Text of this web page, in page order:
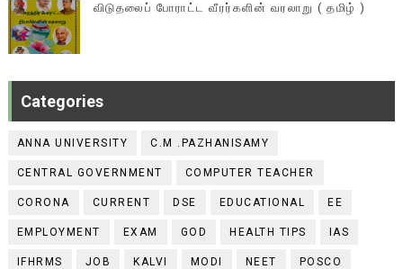
விடுதலைப் போராட்ட வீரர்களின் வரலாறு ( தமிழ் )
Categories
ANNA UNIVERSITY C.M .PAZHANISAMY
CENTRAL GOVERNMENT COMPUTER TEACHER
CORONA CURRENT DSE EDUCATIONAL EE
EMPLOYMENT EXAM GOD HEALTH TIPS IAS
IFHRMS JOB KALVI MODI NEET POSCO